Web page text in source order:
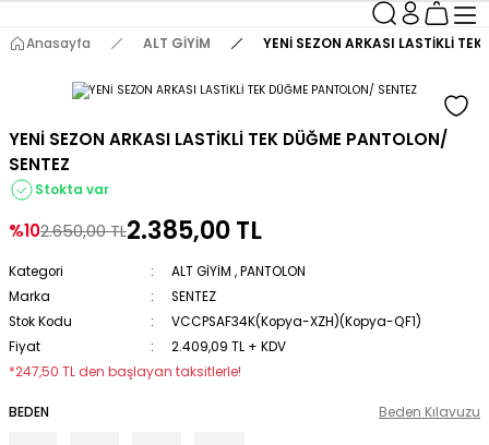
Anasayfa ALT GİYİM YENİ SEZON ARKASI LASTİKLİ
YENİ SEZON ARKASI LASTİKLİ TEK DÜĞME PANTOLON/
SENTEZ
Stokta var
%102.650,00 TL2.385,00 TL
Kategori ALT GİYİM ,PANTOLON
Marka
SENTEZ
Stok Kodu
VCCPSAF34K(Kopya-XZH)(Kopya-QF1)
Fiyat
2.409,09 TL + KDV
*247,50 TL den başlayan taksitlerle!
BEDEN Beden Kılavuzu